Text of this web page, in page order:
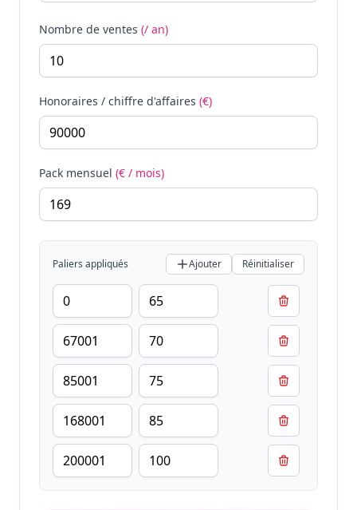
Nombre de ventes (/ an)
Honoraires / chiffre d'affaires (€)
Pack mensuel (€ / mois)
Paliers appliqués Ajouter Réinitialiser